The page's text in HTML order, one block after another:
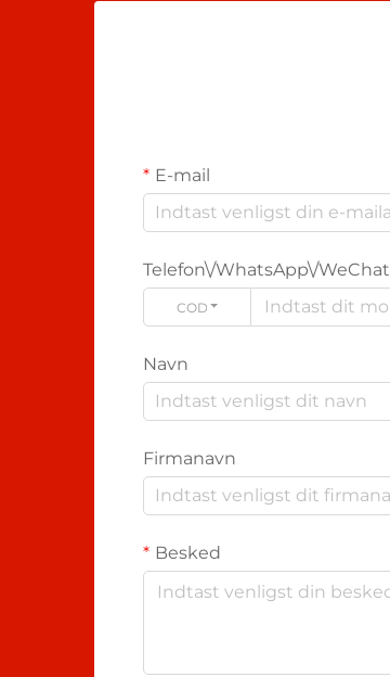
E-mail
Telefon\/WhatsApp\/WeChat
CODE
Navn
Firmanavn
Besked